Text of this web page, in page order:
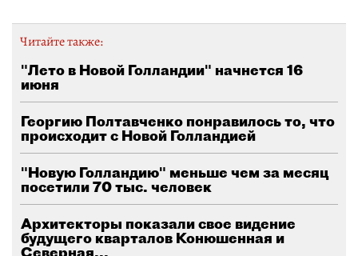
Читайте также:
"Лето в Новой Голландии" начнется 16
июня
Георгию Полтавченко понравилось то, что
происходит с Новой Голландией
"Новую Голландию" меньше чем за месяц
посетили 70 тыс. человек
Архитекторы показали свое видение
будущего кварталов Конюшенная и